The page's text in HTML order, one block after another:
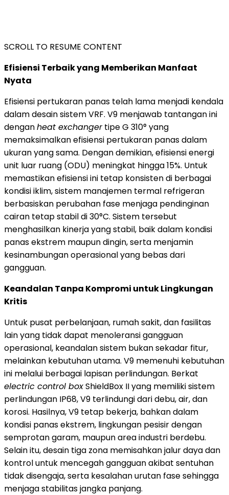
SCROLL TO RESUME CONTENT
Efisiensi Terbaik yang Memberikan Manfaat
Nyata
Efisiensi pertukaran panas telah lama menjadi kendala
dalam desain sistem VRF. V9 menjawab tantangan ini
denganheat exchangertipe G 310° yang
memaksimalkan efisiensi pertukaran panas dalam
ukuran yang sama. Dengan demikian, efisiensi energi
unit luar ruang (ODU) meningkat hingga 15%. Untuk
memastikan efisiensi ini tetap konsisten di berbagai
kondisi iklim, sistem manajemen termal refrigeran
berbasiskan perubahan fase menjaga pendinginan
cairan tetap stabil di 30°C. Sistem tersebut
menghasilkan kinerja yang stabil, baik dalam kondisi
panas ekstrem maupun dingin, serta menjamin
kesinambungan operasional yang bebas dari
gangguan.
Keandalan Tanpa Kompromi untuk Lingkungan
Kritis
Untuk pusat perbelanjaan, rumah sakit, dan fasilitas
lain yang tidak dapat menoleransi gangguan
operasional, keandalan sistem bukan sekadar fitur,
melainkan kebutuhan utama. V9 memenuhi kebutuhan
ini melalui berbagai lapisan perlindungan. Berkat
electric control boxShieldBox II yang memiliki sistem
perlindungan IP68, V9 terlindungi dari debu, air, dan
korosi. Hasilnya, V9 tetap bekerja, bahkan dalam
kondisi panas ekstrem, lingkungan pesisir dengan
semprotan garam, maupun area industri berdebu.
Selain itu, desain tiga zona memisahkan jalur daya dan
kontrol untuk mencegah gangguan akibat sentuhan
tidak disengaja, serta kesalahan urutan fase sehingga
menjaga stabilitas jangka panjang.